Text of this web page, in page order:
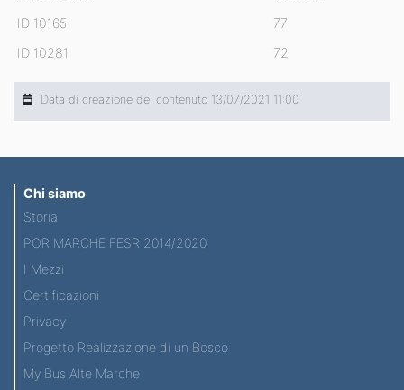
ID 10165
77
ID 10281
72
Data di creazione del contenuto 13/07/2021 11:00
Chi siamo
Storia
POR MARCHE FESR 2014/2020
I Mezzi
Certificazioni
Privacy
Progetto Realizzazione di un Bosco
My Bus Alte Marche